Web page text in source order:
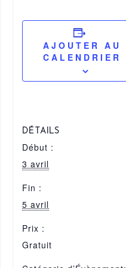
AJOUTER AU
CALENDRIER
DÉTAILS
Début :
3 avril
Fin :
5 avril
Prix :
Gratuit